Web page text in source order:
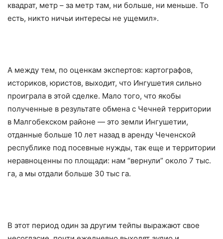
квадрат, метр – за метр там, ни больше, ни меньше. То
есть, никто ничьи интересы не ущемил».
А между тем, по оценкам экспертов: картографов,
историков, юристов, выходит, что Ингушетия сильно
проиграла в этой сделке. Мало того, что якобы
полученные в результате обмена с Чечней территории
в Малгобекском районе — это земли Ингушетии,
отданные больше 10 лет назад в аренду Чеченской
республике под посевные нужды, так еще и территории
неравноценны по площади: нам “вернули” около 7 тыс.
га, а мы отдали больше 30 тыс га.
В этот период один за другим тейпы выражают свое